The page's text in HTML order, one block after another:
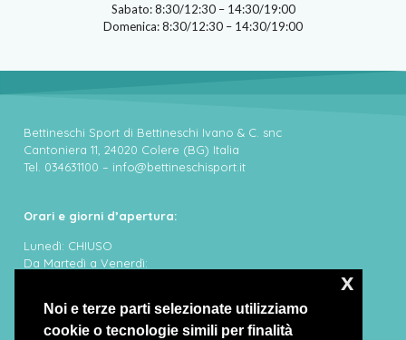
Sabato: 8:30/12:30 – 14:30/19:00
Domenica: 8:30/12:30 – 14:30/19:00
Bettineschi Sport di Bettineschi Ivano & C. snc
Cantoniera 11, 24020 Colere (BG) Italia
Tel. 034631100 – info@bettineschisport.it
Orari e giorni d’apertura:
Lunedì: CHIUSO
Da Martedì a Venerdì:
8:30/12:30 – 14:30/19:00
Noi e terze parti selezionate utilizziamo
cookie o tecnologie simili per finalità
x